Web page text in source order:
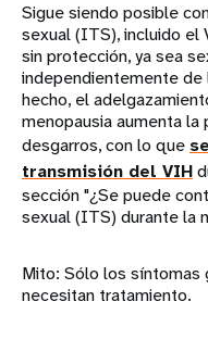
Sigue siendo posible
sexual (ITS), incluido el
sin protección, ya sea
independientemente
hecho, el
menopausia aumenta
desgarros, con lo que
transmisión del VIH
sección "¿Se puede
sexual (ITS) durante la
Mito: Sólo los síntomas
necesitan tratamiento.